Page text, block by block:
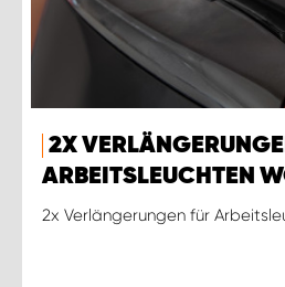
2X
ARBEITSLEUCHTEN
2x Verlängerungen für